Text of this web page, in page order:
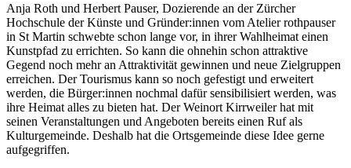
Anja Roth und Herbert Pauser, Dozierende an der Zürcher
Hochschule der Künste und Gründer:innen vom Atelier rothpauser
in St Martin schwebte schon lange vor, in ihrer Wahlheimat einen
Kunstpfad zu errichten. So kann die ohnehin schon attraktive
Gegend noch mehr an Attraktivität gewinnen und neue Zielgruppen
erreichen. Der Tourismus kann so noch gefestigt und erweitert
werden, die Bürger:innen nochmal dafür sensibilisiert werden, was
ihre Heimat alles zu bieten hat. Der Weinort Kirrweiler hat mit
seinen Veranstaltungen und Angeboten bereits einen Ruf als
Kulturgemeinde. Deshalb hat die Ortsgemeinde diese Idee gerne
aufgegriffen.